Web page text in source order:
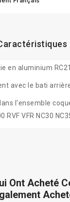
en aluminium
avec le bati
l'ensemble
RVF VFR NC30
Ont Acheté